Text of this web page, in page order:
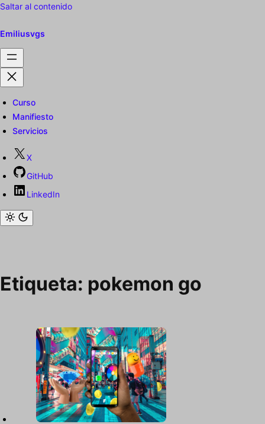
Saltar al contenido
Emiliusvgs
Curso
Manifiesto
Servicios
X
GitHub
LinkedIn
Etiqueta: pokemon go